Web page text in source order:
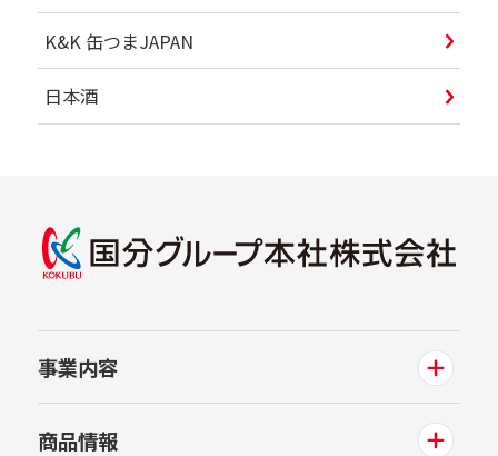
K&K 缶つまJAPAN
日本酒
事業内容
商品情報